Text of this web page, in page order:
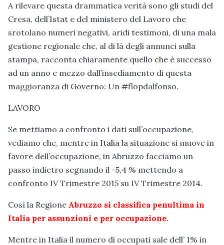
A rilevare questa drammatica verità sono gli studi del
Cresa, dell’Istat e del ministero del Lavoro che
srotolano numeri negativi, aridi testimoni, di una mala
gestione regionale che, al di là degli annunci sulla
stampa, racconta chiaramente quello che è successo
ad un anno e mezzo dall’insediamento di questa
maggioranza di Governo: Un #flopdalfonso.
LAVORO
Se mettiamo a confronto i dati sull’occupazione,
vediamo che, mentre in Italia la situazione si muove in
favore dell’occupazione, in Abruzzo facciamo un
passo indietro segnando il -5,4 % mettendo a
confronto IV Trimestre 2015 su IV Trimestre 2014.
Così la Regione Abruzzo si classifica penultima in
Italia per assunzioni e per occupazione.
Mentre in Italia il numero di occupati sale dell’ 1% in